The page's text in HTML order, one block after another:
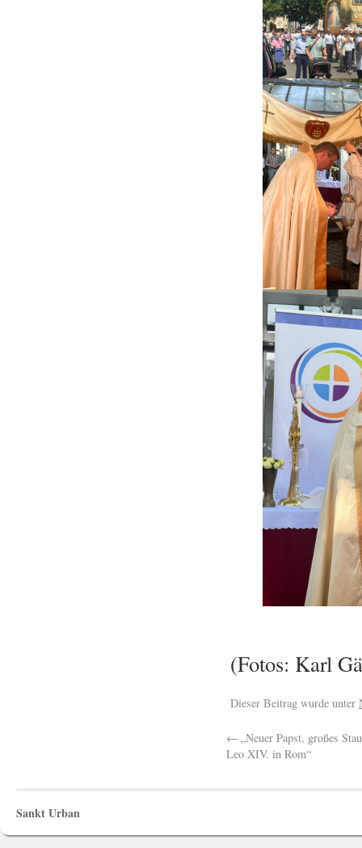
(Fotos: Karl
Dieser Beitrag wurde unter
← „Neuer Papst, großes
Leo XIV. in Rom“
Sankt Urban